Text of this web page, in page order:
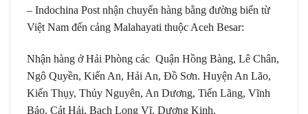
– Indochina Post nhận chuyển hàng bằng đường biển từ
Việt Nam đến cảng Malahayati thuộc Aceh Besar:
Nhận hàng ở Hải Phòng các Quận Hồng Bàng, Lê Chân,
Ngô Quyền, Kiến An, Hải An, Đồ Sơn. Huyện An Lão,
Kiến Thụy, Thủy Nguyên, An Dương, Tiến Lãng, Vĩnh
Bảo, Cát Hải, Bạch Long Vĩ, Dương Kinh.